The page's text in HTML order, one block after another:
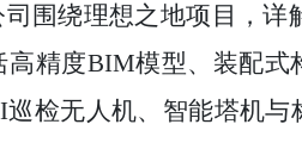
围绕理想之地项目，详
高精度BIM模型、装配式
巡检无人机、智能塔机与